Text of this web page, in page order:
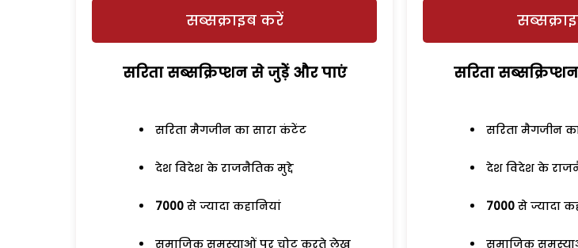
सब्सक्राइब करें
सरिता सब्सक्रिप्शन से जुड़ेें और पाएं
सरिता मैगजीन का सारा कंटेंट
देश विदेश के राजनैतिक मुद्दे
7000 से ज्यादा कहानियां
समाजिक समस्याओं पर चोट करते लेख
सरिता
सरिता मैगजीन
देश विदेश के
7000 से ज्यादा
समाजिक